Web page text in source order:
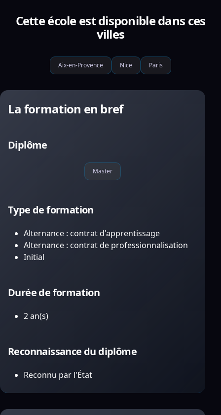
Cette école est disponible dans ces
villes
Aix-en-Provence Nice Paris
La formation en bref
Diplôme
Master
Type de formation
Alternance : contrat d'apprentissage
Alternance : contrat de professionnalisation
Initial
Durée de formation
2 an(s)
Reconnaissance du diplôme
Reconnu par l'État